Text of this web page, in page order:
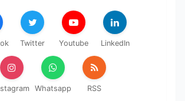
Twitter Youtube LinkedIn
Whatsapp RSS